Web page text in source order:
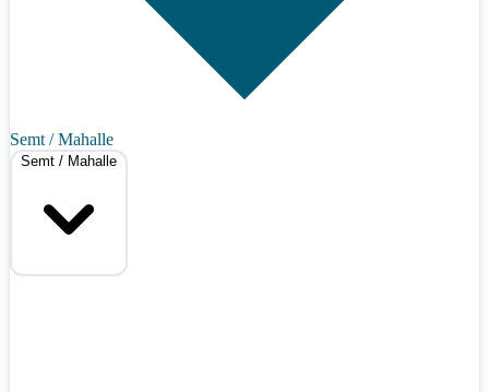
Semt / Mahalle
Semt / Mahalle